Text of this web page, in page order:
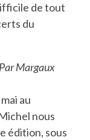
de tout
du
Margaux
au
nous
édition, sous